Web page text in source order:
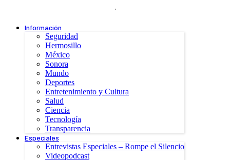
.
Información
Seguridad
Hermosillo
México
Sonora
Mundo
Deportes
Entretenimiento y Cultura
Salud
Ciencia
Tecnología
Transparencia
Especiales
Entrevistas Especiales – Rompe el Silencio
Videopodcast